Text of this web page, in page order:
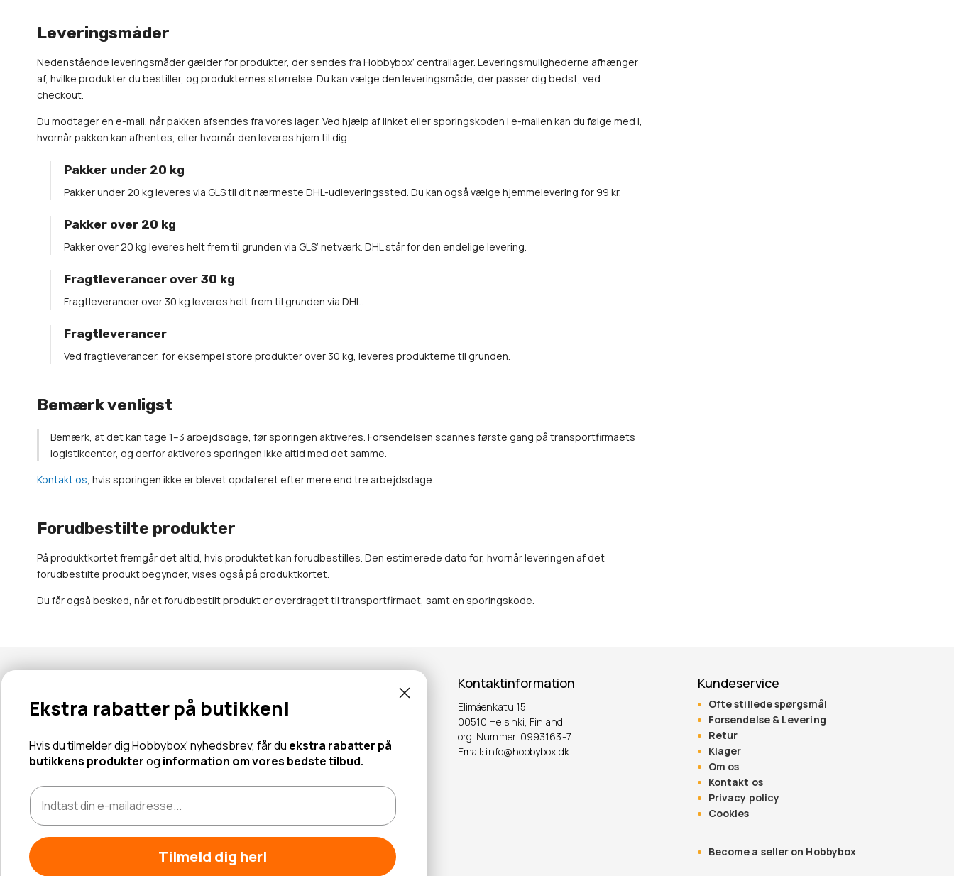
Leveringsmåder
Nedenstående leveringsmåder gælder for produkter, der sendes fra Hobbybox’ centrallager. Leveringsmulighederne afhænger
af, hvilke produkter du bestiller, og produkternes størrelse. Du kan vælge den leveringsmåde, der passer dig bedst, ved
checkout.
Du modtager en e-mail, når pakken afsendes fra vores lager. Ved hjælp af linket eller sporingskoden i e-mailen kan du følge med i,
hvornår pakken kan afhentes, eller hvornår den leveres hjem til dig.
Pakker under 20 kg
Pakker under 20 kg leveres via GLS til dit nærmeste DHL-udleveringssted. Du kan også vælge hjemmelevering for 99 kr.
Pakker over 20 kg
Pakker over 20 kg leveres helt frem til grunden via GLS’ netværk. DHL står for den endelige levering.
Fragtleverancer over 30 kg
Fragtleverancer over 30 kg leveres helt frem til grunden via DHL.
Fragtleverancer
Ved fragtleverancer, for eksempel store produkter over 30 kg, leveres produkterne til grunden.
Bemærk venligst
Bemærk, at det kan tage 1–3 arbejdsdage, før sporingen aktiveres. Forsendelsen scannes første gang på transportfirmaets
logistikcenter, og derfor aktiveres sporingen ikke altid med det samme.
Kontakt os, hvis sporingen ikke er blevet opdateret efter mere end tre arbejdsdage.
Forudbestilte produkter
På produktkortet fremgår det altid, hvis produktet kan forudbestilles. Den estimerede dato for, hvornår leveringen af det
forudbestilte produkt begynder, vises også på produktkortet.
Du får også besked, når et forudbestilt produkt er overdraget til transportfirmaet, samt en sporingskode.
Abonner for at modtage tilbud og information om nye produkter!
OK
Læs mere
Kontaktinformation
Elimäenkatu 15,
00510 Helsinki, Finland
org. Nummer: 0993163-7
Email: info@hobbybox.dk
Kundeservice
Ofte stillede spørgsmål
Forsendelse & Levering
Retur
Klager
Om os
Kontakt os
Privacy policy
Cookies
Become a seller on Hobbybox
Ekstra rabatter på butikken!
Hvis du tilmelder dig Hobbybox' nyhedsbrev, får duekstra rabatter på
butikkens produkter oginformation om vores bedste tilbud.
Tilmeld dig her!